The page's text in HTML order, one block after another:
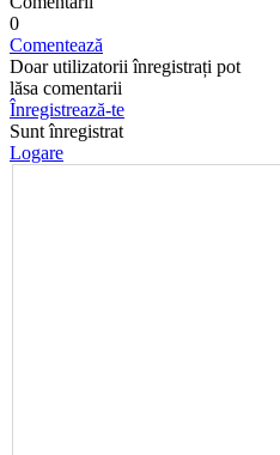
0
Comentează
Doar utilizatorii înregistrați pot
lăsa comentarii
Înregistrează-te
Sunt înregistrat
Logare